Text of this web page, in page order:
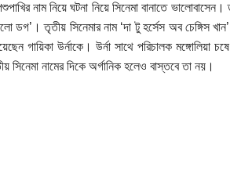
নাম নিয়ে ঘটনা নিয়ে সিনেমা বানাতে
ডগ’। তৃতীয় সিনেমার নাম ‘দা টু হর্সেস অব চেঙ্গিস
গায়িকা উর্নাকে। উর্না সাথে পরিচালক মঙ্গোলিয়া
সিনেমা নামের দিকে অর্গানিক হলেও বাস্তবে তা নয়।